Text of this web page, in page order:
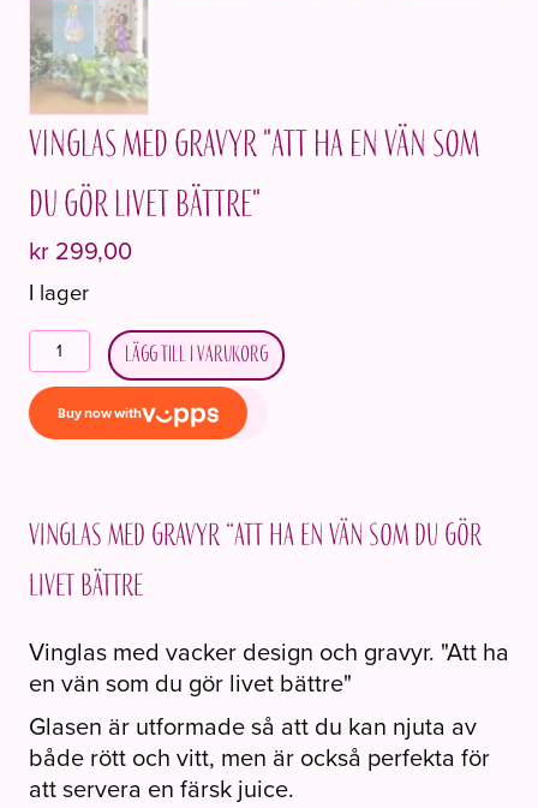
Vinglas med gravyr "Att ha en vän som
du gör livet bättre"
kr 299,00
I lager
Vinglass
med
gravering
"Å
venn
deg
livet
bedre"
mängd
Lägg till i varukorg
Vinglas med gravyr “Att ha en vän som du gör
livet bättre
Vinglas med vacker design och gravyr. "Att ha
en vän som du gör livet bättre"
Glasen är utformade så att du kan njuta av
både rött och vitt, men är också perfekta för
att servera en färsk juice.